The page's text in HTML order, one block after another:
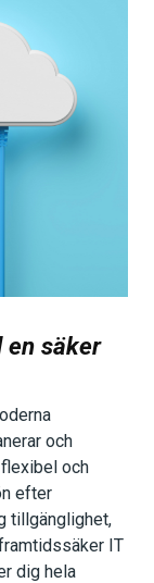
en säker
och
och
efter
tillgänglighet,
IT
dig hela